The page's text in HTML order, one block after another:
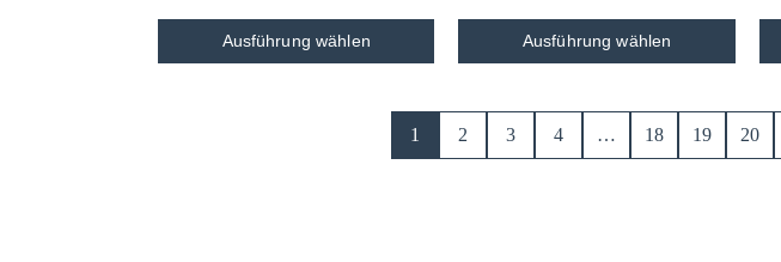
Ausführung wählen Ausführung wählen
1 2 3 4 … 18 19 20